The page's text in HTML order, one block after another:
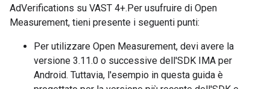
AdVerifications su VAST 4+.Per usufruire di Open
Measurement, tieni presente i seguenti punti:
Per utilizzare Open Measurement, devi avere la
versione 3.11.0 o successive dell'SDK IMA per
Android. Tuttavia, l'esempio in questa guida è